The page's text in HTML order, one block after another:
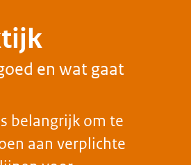
de echtheid van
in de echtheid
van de
vergroot